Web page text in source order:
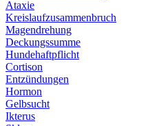
Ataxie
Kreislaufzusammenbruch
Magendrehung
Deckungssumme
Hundehaftpflicht
Cortison
Entzündungen
Hormon
Gelbsucht
Ikterus